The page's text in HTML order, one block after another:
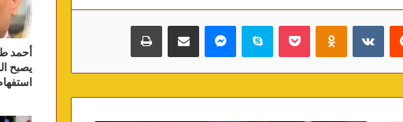
بوكيت سكايب
أحمد
يصبح